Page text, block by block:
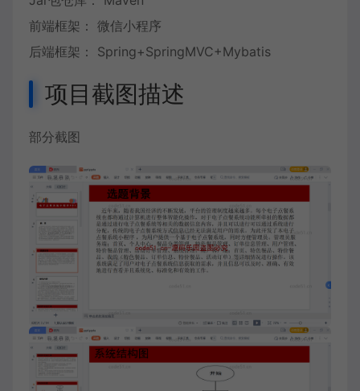
前端框架： 微信小程序
后端框架： Spring+SpringMVC+Mybatis
项目截图描述
部分截图